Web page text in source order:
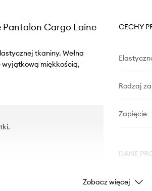
Pantalon Cargo Laine
tkaniny. Wełna
wyjątkową miękkością,
CECHY
Rodzaj
Zapięcie
DANE
Kod
Zobacz więcej